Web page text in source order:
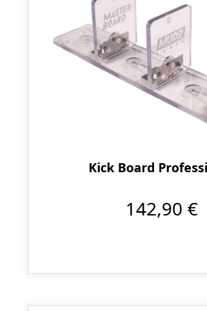
Kick Board
142,90 €